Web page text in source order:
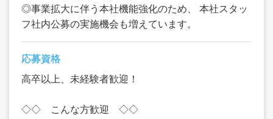
◎事業拡大に伴う本社機能強化のため、 本社スタッ
フ社内公募の実施機会も増えています。
応募資格
高卒以上、未経験者歓迎！
◇◇ こんな方歓迎 ◇◇